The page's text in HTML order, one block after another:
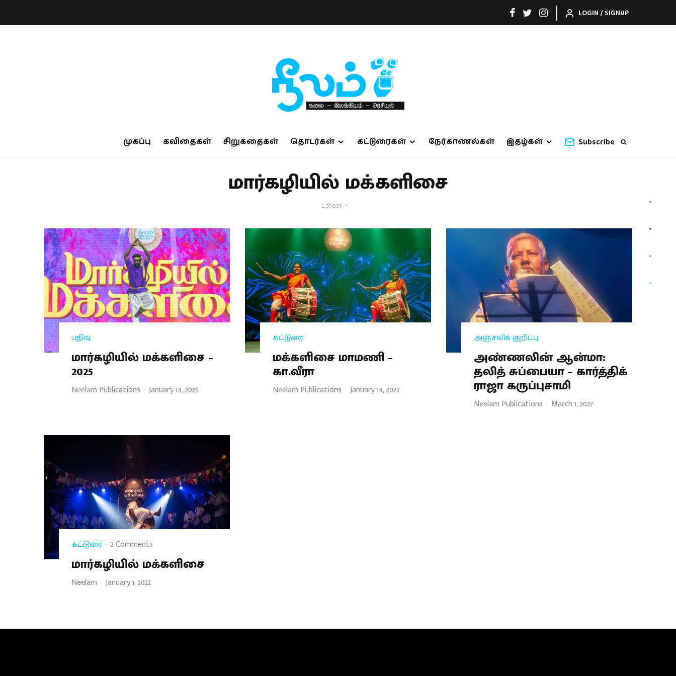
LOGIN / SIGNUP
முகப்பு கவிதைகள் சிறுகதைகள் தொடர்கள் கட்டுரைகள் நேர்காணல்கள் இதழ்கள் Subscribe
மார்கழியில் மக்களிசை
Latest
பதிவு
மார்கழியில் மக்களிசை –
2025
Neelam Publications · January 14, 2026
கட்டுரை
மக்களிசை மாமணி –
கா.வீரா
Neelam Publications · January 14, 2023
அஞ்சலிக் குறிப்பு
அண்ணலின் ஆன்மா:
தலித் சுப்பையா – கார்த்திக்
ராஜா கருப்புசாமி
Neelam Publications · March 1, 2022
கட்டுரை · 2 Comments
மார்கழியில் மக்களிசை
Neelam · January 1, 2022